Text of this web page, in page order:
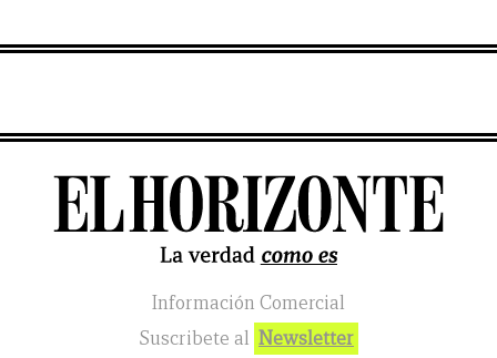
Información Comercial
Suscribete al Newsletter